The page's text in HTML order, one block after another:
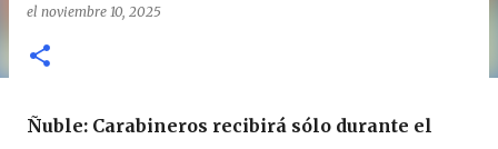
el noviembre 10, 2025
Ñuble: Carabineros recibirá sólo durante el